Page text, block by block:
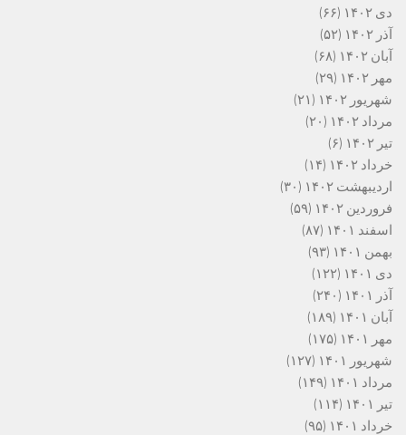
دی ۱۴۰۲
(۶۶)
آذر ۱۴۰۲
(۵۲)
آبان ۱۴۰۲
(۶۸)
مهر ۱۴۰۲
(۲۹)
شهریور ۱۴۰۲
(۲۱)
مرداد ۱۴۰۲
(۲۰)
تیر ۱۴۰۲
(۶)
خرداد ۱۴۰۲
(۱۴)
اردیبهشت ۱۴۰۲
(۳۰)
فروردین ۱۴۰۲
(۵۹)
اسفند ۱۴۰۱
(۸۷)
بهمن ۱۴۰۱
(۹۳)
دی ۱۴۰۱
(۱۲۲)
آذر ۱۴۰۱
(۲۴۰)
آبان ۱۴۰۱
(۱۸۹)
مهر ۱۴۰۱
(۱۷۵)
شهریور ۱۴۰۱
(۱۲۷)
مرداد ۱۴۰۱
(۱۴۹)
تیر ۱۴۰۱
(۱۱۴)
خرداد ۱۴۰۱
(۹۵)